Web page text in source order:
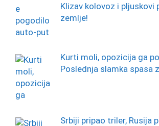
Klizav kolovoz i pljuskovi
zemlje!
Kurti moli, opozicija ga
Poslednja slamka spasa
Srbiji pripao triler, Rusija